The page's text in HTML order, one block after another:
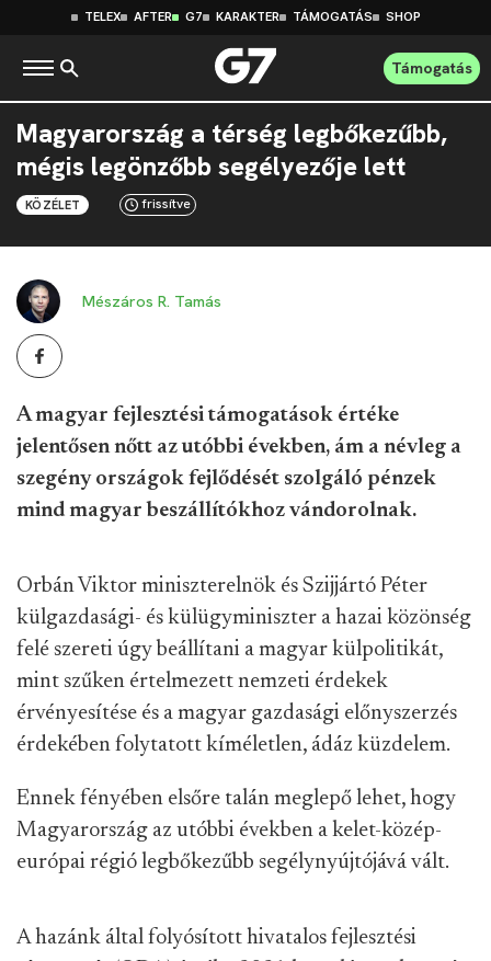
TELEX AFTER G7 KARAKTER TÁMOGATÁS SHOP
Támogatás
Magyarország a térség legbőkezűbb,
mégis legönzőbb segélyezője lett
KÖZÉLET frissítve
Mészáros R. Tamás
A magyar fejlesztési támogatások értéke
jelentősen nőtt az utóbbi években, ám a névleg a
szegény országok fejlődését szolgáló pénzek
mind magyar beszállítókhoz vándorolnak.
Orbán Viktor miniszterelnök és Szijjártó Péter
külgazdasági- és külügyminiszter a hazai közönség
felé szereti úgy beállítani a magyar külpolitikát,
mint szűken értelmezett nemzeti érdekek
érvényesítése és a magyar gazdasági előnyszerzés
érdekében folytatott kíméletlen, ádáz küzdelem.
Ennek fényében elsőre talán meglepő lehet, hogy
Magyarország az utóbbi években a kelet-közép-
európai régió legbőkezűbb segélynyújtójává vált.
A hazánk által folyósított hivatalos fejlesztési